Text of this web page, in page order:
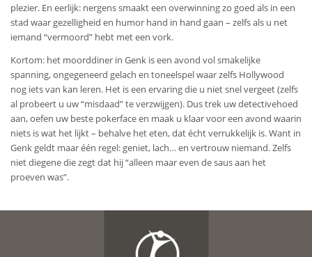
plezier. En eerlijk: nergens smaakt een overwinning zo goed als in een
stad waar gezelligheid en humor hand in hand gaan – zelfs als u net
iemand “vermoord” hebt met een vork.
Kortom: het moorddiner in Genk is een avond vol smakelijke
spanning, ongegeneerd gelach en toneelspel waar zelfs Hollywood
nog iets van kan leren. Het is een ervaring die u niet snel vergeet (zelfs
al probeert u uw “misdaad” te verzwijgen). Dus trek uw detectivehoed
aan, oefen uw beste pokerface en maak u klaar voor een avond waarin
niets is wat het lijkt – behalve het eten, dat écht verrukkelijk is. Want in
Genk geldt maar één regel: geniet, lach… en vertrouw niemand. Zelfs
niet diegene die zegt dat hij “alleen maar even de saus aan het
proeven was”.